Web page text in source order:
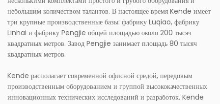
небольшим количеством талантов. В настоящее время Kende имеет
три крупные производственные базы: фабрику Luqiao, фабрику
Linhai и фабрику Pengjie общей площадью около 200 тысяч
квадратных метров. Завод Pengjie занимает площадь 80 тысяч
квадратных метров.
Kende располагает современной офисной средой, передовым
производственным оборудованием и группой высококачественных
инновационных технических исследований и разработок. Kende